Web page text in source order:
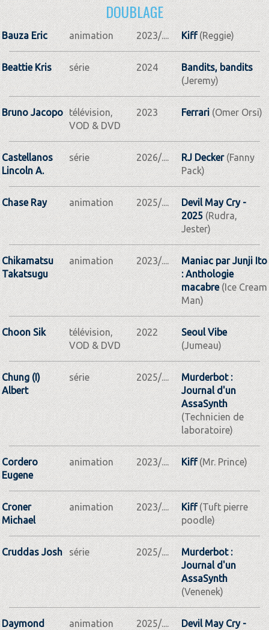
DOUBLAGE
Bauza Eric animation 2023/.... Kiff(Reggie)
Beattie Kris série 2024
Bandits, bandits
(Jeremy)
Bruno Jacopo
télévision,
VOD & DVD
2023 Ferrari(Omer Orsi)
Castellanos
Lincoln A.
série 2026/.... RJ Decker(Fanny
Pack)
Chase Ray animation 2025/....
Devil May Cry -
2025(Rudra,
Jester)
Chikamatsu
Takatsugu
animation 2023/....
Maniac par Junji Ito
: Anthologie
macabre(Ice Cream
Man)
Choon Sik
télévision,
VOD & DVD
2022
Seoul Vibe
(Jumeau)
Chung (I)
Albert
série 2025/....
Murderbot :
Journal d'un
AssaSynth
(Technicien de
laboratoire)
Cordero
Eugene
animation 2023/.... Kiff(Mr. Prince)
Croner
Michael
animation 2023/.... Kiff(Tuft pierre
poodle)
Cruddas Josh série 2025/....
Murderbot :
Journal d'un
AssaSynth
(Venenek)
Daymond
animation 2025/....
Devil May Cry -